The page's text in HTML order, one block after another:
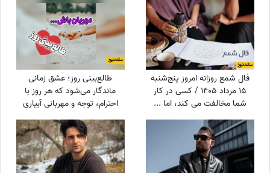
فال شمع روزانه امروز پنج‌شنبه
15 مرداد 1405 / کسی در کار
شما مخالفت می کند، اما ...
طالع‌بینی روز؛ عشق زمانی
ماندگار می‌شود که هر روز با
احترام، توجه و مهربانی آبیاری
شود / جمعه 16 مرداد 1405